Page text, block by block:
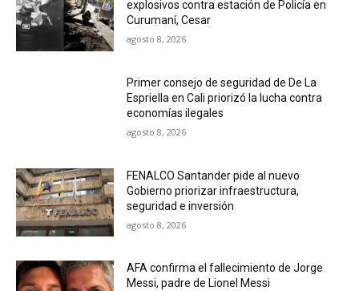
explosivos contra estación de Policía en
Curumaní, Cesar
agosto 8, 2026
Primer consejo de seguridad de De La
Espriella en Cali priorizó la lucha contra
economías ilegales
agosto 8, 2026
FENALCO Santander pide al nuevo
Gobierno priorizar infraestructura,
seguridad e inversión
agosto 8, 2026
AFA confirma el fallecimiento de Jorge
Messi, padre de Lionel Messi